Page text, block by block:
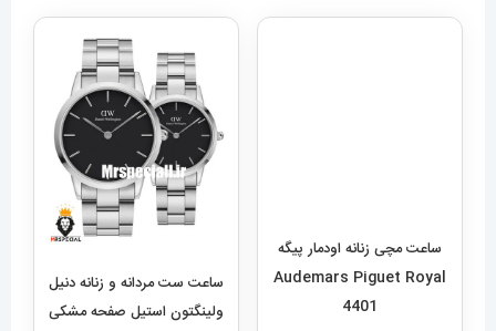
ساعت مچی زنانه اودمار پیگه
Audemars Piguet Royal
4401
ساعت ست مردانه و زنانه دنیل
ولینگتون استیل صفحه مشکی